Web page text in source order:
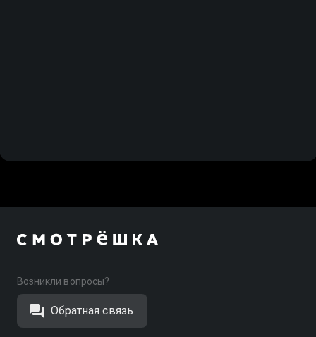
Возникли вопросы?
Обратная связь